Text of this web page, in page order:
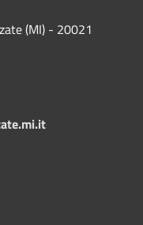
(MI) - 20021